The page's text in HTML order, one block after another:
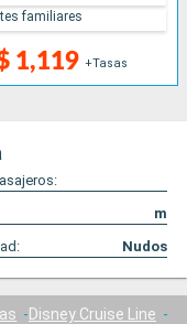
1,119 +Tasas
familiares
m
Nudos
Disney Cruise Line